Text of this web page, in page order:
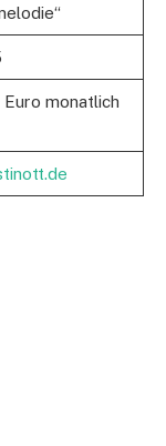
Euro monatlich